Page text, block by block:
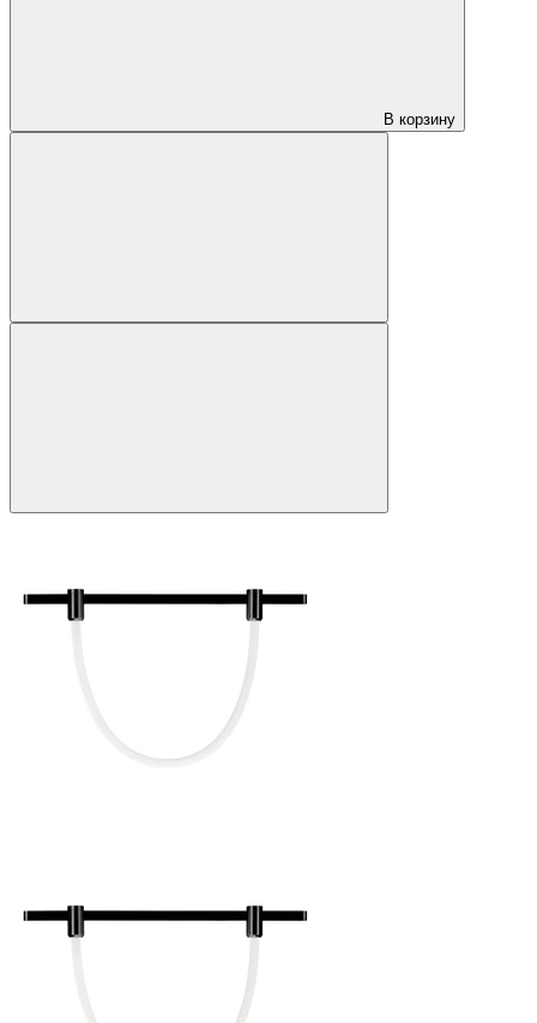
В корзину